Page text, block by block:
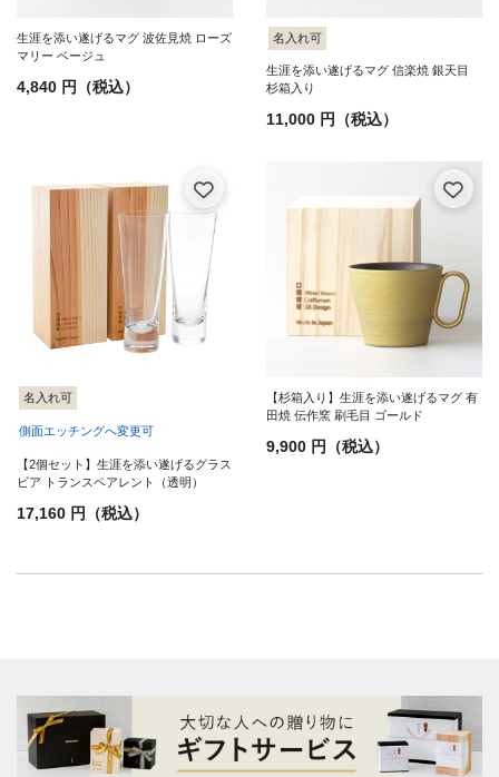
生涯を添い遂げるマグ 波佐見焼 ローズ
マリー ベージュ
4,840 円（税込）
名入れ可
生涯を添い遂げるマグ 信楽焼 銀天目
杉箱入り
11,000 円（税込）
名入れ可
側面エッチングへ変更可
【2個セット】生涯を添い遂げるグラス
ビア トランスペアレント（透明）
17,160 円（税込）
【杉箱入り】生涯を添い遂げるマグ 有
田焼 伝作窯 刷毛目 ゴールド
9,900 円（税込）